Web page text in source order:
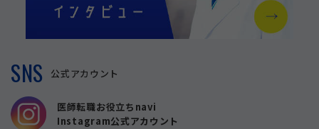
SNS 公式アカウント
医師転職お役立ちnavi
Instagram公式アカウント